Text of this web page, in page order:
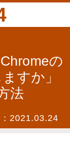
の
すか」
法
2021.03.24